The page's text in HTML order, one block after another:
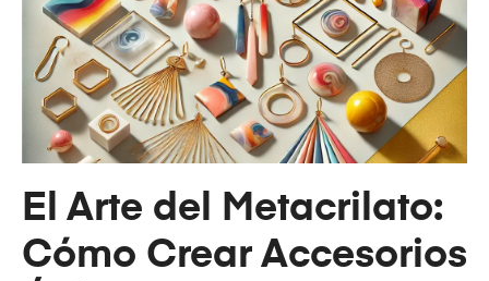
El Arte del Metacrilato:
Cómo Crear Accesorios